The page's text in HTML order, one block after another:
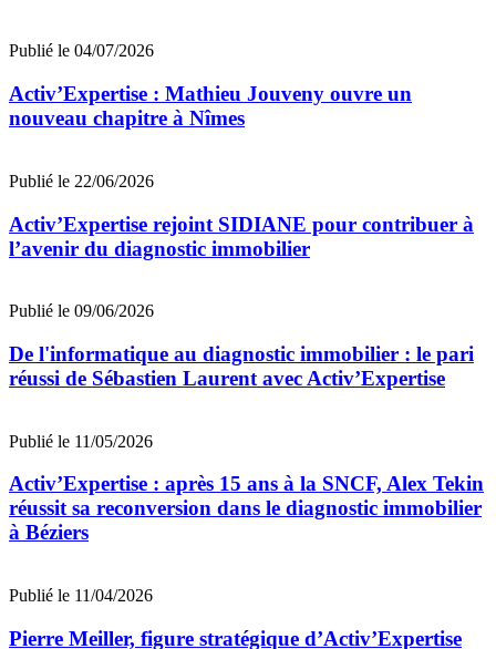
Publié le 04/07/2026
Activ’Expertise : Mathieu Jouveny ouvre un
nouveau chapitre à Nîmes
Publié le 22/06/2026
Activ’Expertise rejoint SIDIANE pour contribuer à
l’avenir du diagnostic immobilier
Publié le 09/06/2026
De l'informatique au diagnostic immobilier : le pari
réussi de Sébastien Laurent avec Activ’Expertise
Publié le 11/05/2026
Activ’Expertise : après 15 ans à la SNCF, Alex Tekin
réussit sa reconversion dans le diagnostic immobilier
à Béziers
Publié le 11/04/2026
Pierre Meiller, figure stratégique d’Activ’Expertise